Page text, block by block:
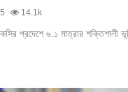
14.1k
প্রদেশে ৬.১ মাত্রার শক্তিশালী